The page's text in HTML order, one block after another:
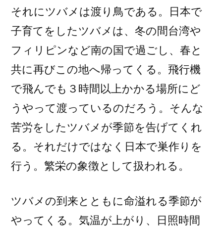
それにツバメは渡り鳥である。日本で
子育てをしたツバメは、冬の間台湾や
フィリピンなど南の国で過ごし、春と
共に再びこの地へ帰ってくる。飛行機
で飛んでも３時間以上かかる場所にど
うやって渡っているのだろう。そんな
苦労をしたツバメが季節を告げてくれ
る。それだけではなく日本で巣作りを
行う。繁栄の象徴として扱われる。
ツバメの到来とともに命溢れる季節が
やってくる。気温が上がり、日照時間